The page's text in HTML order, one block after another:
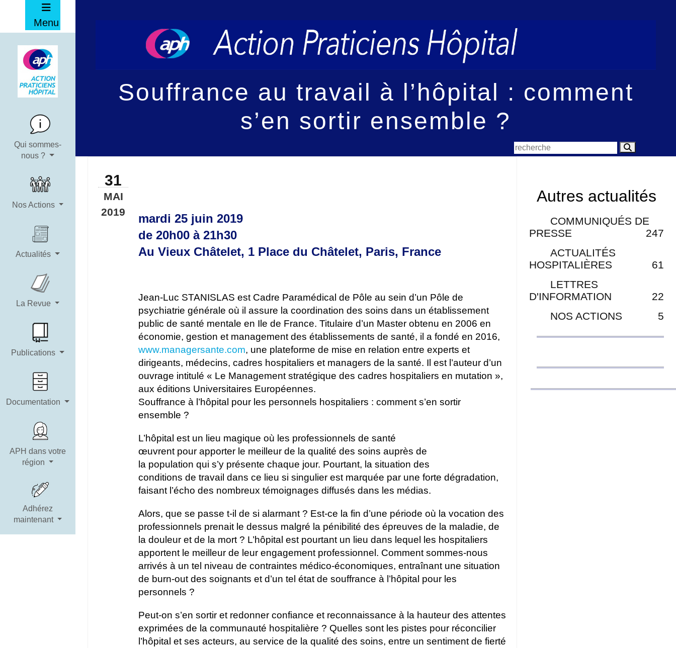
Menu
Qui sommes-
nous ?
Nos Actions
Actualités
La Revue
Publications
Documentation
APH dans votre
région
Adhérez
maintenant
Souffrance au travail à l’hôpital : comment
s’en sortir ensemble ?
31
MAI
2019
mardi 25 juin 2019
de 20h00 à 21h30
Au Vieux Châtelet, 1 Place du Châtelet, Paris, France
Jean-Luc STANISLAS est Cadre Paramédical de Pôle au sein d’un Pôle de
psychiatrie générale où il assure la coordination des soins dans un établissement
public de santé mentale en Ile de France. Titulaire d’un Master obtenu en 2006 en
économie, gestion et management des établissements de santé, il a fondé en 2016,
www.managersante.com, une plateforme de mise en relation entre experts et
dirigeants, médecins, cadres hospitaliers et managers de la santé. Il est l’auteur d’un
ouvrage intitulé « Le Management stratégique des cadres hospitaliers en mutation »​,
aux éditions Universitaires Européennes.
Souffrance à l’hôpital pour les personnels hospitaliers : comment s’en sortir
ensemble ?
L’hôpital est un lieu magique où les professionnels de santé
œuvrent pour apporter le meilleur de la qualité des soins auprès de
la population qui s’y présente chaque jour. Pourtant, la situation des
conditions de travail dans ce lieu si singulier est marquée par une forte dégradation,
faisant l’écho des nombreux témoignages diffusés dans les médias.
Alors, que se passe t-il de si alarmant ? Est-ce la fin d’une période où la vocation des
professionnels prenait le dessus malgré la pénibilité des épreuves de la maladie, de
la douleur et de la mort ? L’hôpital est pourtant un lieu dans lequel les hospitaliers
apportent le meilleur de leur engagement professionnel. Comment sommes-nous
arrivés à un tel niveau de contraintes médico-économiques, entraînant une situation
de burn-out des soignants et d’un tel état de souffrance à l’hôpital pour les
personnels ?
Peut-on s’en sortir et redonner confiance et reconnaissance à la hauteur des attentes
exprimées de la communauté hospitalière ? Quelles sont les pistes pour réconcilier
l’hôpital et ses acteurs, au service de la qualité des soins, entre un sentiment de fierté
Autres actualités
COMMUNIQUÉS DE
PRESSE
247
ACTUALITÉS
HOSPITALIÈRES
61
LETTRES
D'INFORMATION
22
NOS ACTIONS
5